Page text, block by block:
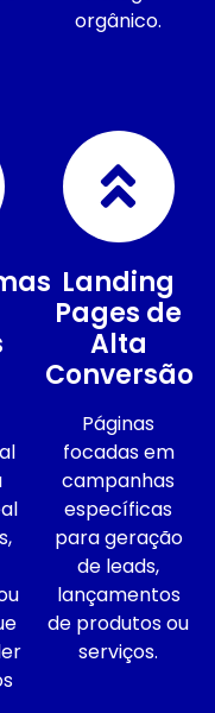
orgânico.
Landing
Pages de
Alta
Conversão
Páginas
focadas em
campanhas
específicas
para geração
de leads,
lançamentos
de produtos ou
serviços.